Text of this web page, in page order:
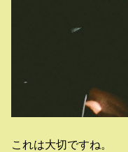
これは大切ですね。